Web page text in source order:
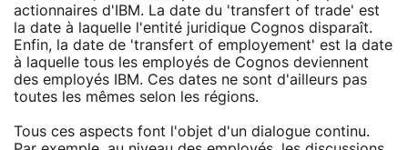
actionnaires d'IBM. La date du 'transfert of trade' est
la date à laquelle l'entité juridique Cognos disparaît.
Enfin, la date de 'transfert of employement' est la date
à laquelle tous les employés de Cognos deviennent
des employés IBM. Ces dates ne sont d'ailleurs pas
toutes les mêmes selon les régions.
Tous ces aspects font l'objet d'un dialogue continu.